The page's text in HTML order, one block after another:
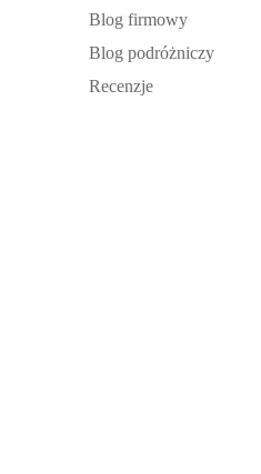
Blog firmowy
Blog podróżniczy
Recenzje